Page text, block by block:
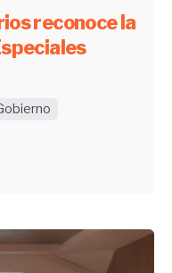
reconoce la